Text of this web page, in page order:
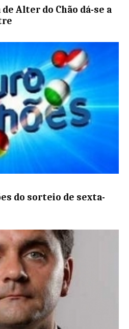
Alter do Chão dá-se a
do sorteio de sexta-